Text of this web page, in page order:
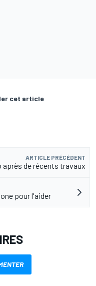
cet article
ARTICLE PRÉCÉDENT
après de récents travaux
pour l'aider